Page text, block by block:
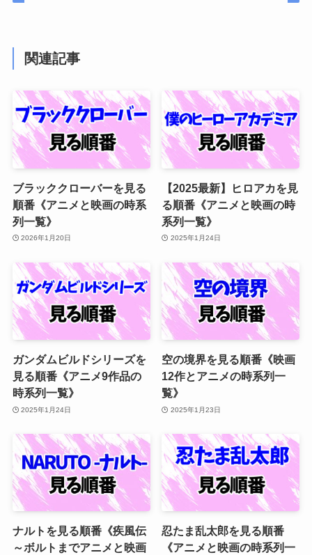
関連記事
ブラッククローバーを見る
順番《アニメと映画の時系
列一覧》
2026年1月20日
【2025最新】ヒロアカを見
る順番《アニメと映画の時
系列一覧》
2025年1月24日
ガンダムビルドシリーズを
見る順番《アニメ9作品の
時系列一覧》
2025年1月24日
空の境界を見る順番《映画
12作とアニメの時系列一
覧》
2025年1月23日
ナルトを見る順番《疾風伝
～ボルトまでアニメと映画
忍たま乱太郎を見る順番
《アニメと映画の時系列一